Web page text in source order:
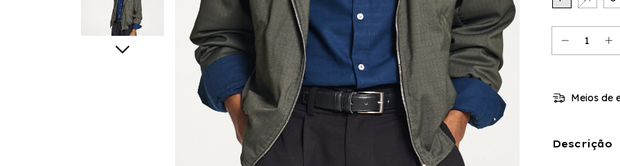
Meios de
Descrição